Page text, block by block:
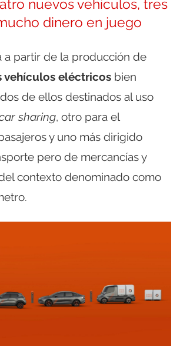
nuevos vehículos, tres
dinero en juego
a partir de la producción de
vehículos eléctricos bien
de ellos destinados al uso
sharing, otro para el
y uno más dirigido
pero de mercancías y
contexto denominado como